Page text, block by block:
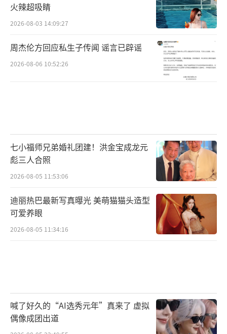
火辣超吸睛
2026-08-03 14:09:27
周杰伦方回应私生子传闻 谣言已辟谣
2026-08-06 10:52:26
七小福师兄弟婚礼团建！洪金宝成龙元
彪三人合照
2026-08-05 11:53:06
迪丽热巴最新写真曝光 美萌猫猫头造型
可爱养眼
2026-08-05 11:34:16
喊了好久的“AI选秀元年”真来了 虚拟
偶像成团出道